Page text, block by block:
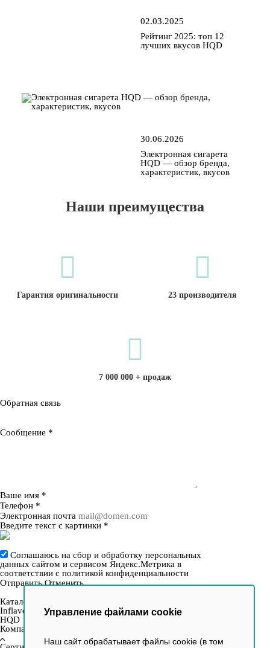
Управление файлами cookie
Наш сайт обрабатывает файлы cookie (в том
02.03.2025
Рейтинг 2025: топ 12
лучших вкусов HQD
30.06.2026
Электронная сигарета
HQD — обзор бренда,
характеристик, вкусов
Наши преимущества
Гарантия оригинальности 23 производителя
7 000 000 + продаж
Обратная связь
Сообщение *
Ваше имя *
Телефон *
Электронная почта
Введите текст с картинки *
Соглашаюсь на сбор и обработку персональных
данных сайтом и сервисом Яндекс.Метрика в
соответствии с политикой конфиденциальности
Отправить Отменить
Каталог
Inflave
HQD
Компания